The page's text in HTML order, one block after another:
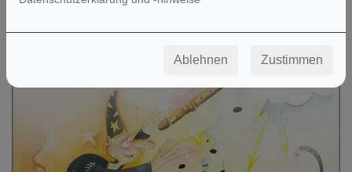
Ablehnen Zustimmen